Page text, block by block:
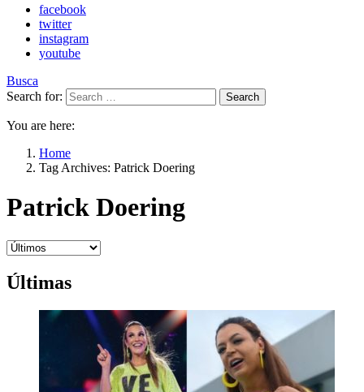
facebook
twitter
instagram
youtube
Busca
Search for:
Search
You are here:
Home
Tag Archives: Patrick Doering
Patrick Doering
Últimas